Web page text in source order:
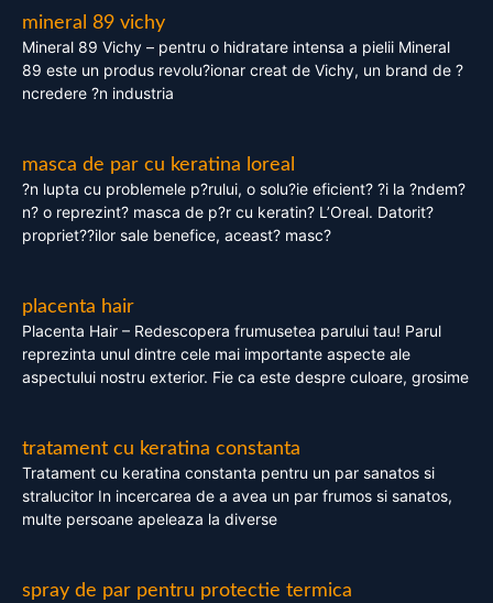
mineral 89 vichy
Mineral 89 Vichy – pentru o hidratare intensa a pielii Mineral
89 este un produs revolu?ionar creat de Vichy, un brand de ?
ncredere ?n industria
masca de par cu keratina loreal
?n lupta cu problemele p?rului, o solu?ie eficient? ?i la ?ndem?
n? o reprezint? masca de p?r cu keratin? L’Oreal. Datorit?
propriet??ilor sale benefice, aceast? masc?
placenta hair
Placenta Hair – Redescopera frumusetea parului tau! Parul
reprezinta unul dintre cele mai importante aspecte ale
aspectului nostru exterior. Fie ca este despre culoare, grosime
tratament cu keratina constanta
Tratament cu keratina constanta pentru un par sanatos si
stralucitor In incercarea de a avea un par frumos si sanatos,
multe persoane apeleaza la diverse
spray de par pentru protectie termica